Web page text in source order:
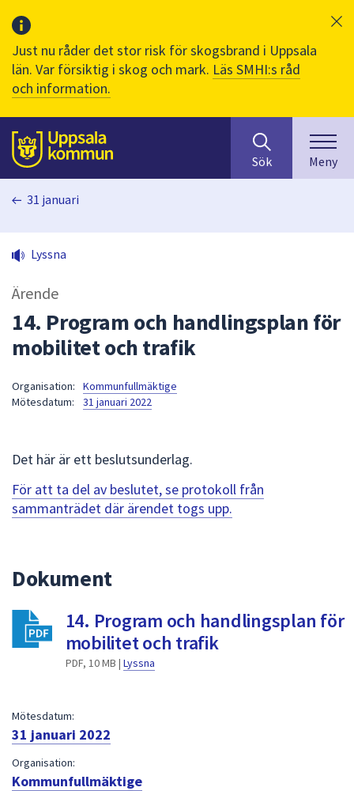
Just nu råder det stor risk för skogsbrand i Uppsala
län. Var försiktig i skog och mark. Läs SMHI:s råd
och information.
Till sidans
huvudinnehåll
efter
innehåll
på
sökfältet
kommer
för
att
navigera
för
Sök Meny
31 januari
Lyssna
Ärende
14. Program och handlingsplan för
mobilitet och trafik
Organisation:
Kommunfullmäktige
Mötesdatum:
31 januari 2022
Det här är ett beslutsunderlag.
För att ta del av beslutet, se protokoll från
sammanträdet där ärendet togs upp.
Dokument
14. Program och handlingsplan för
mobilitet och trafik
PDF, 10 MB | Lyssna
Mötesdatum:
31 januari 2022
Organisation:
Kommunfullmäktige